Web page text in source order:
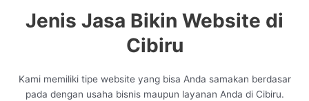
Jenis Jasa Bikin Website di
Cibiru
Kami memiliki tipe website yang bisa Anda samakan berdasar
pada dengan usaha bisnis maupun layanan Anda di Cibiru.